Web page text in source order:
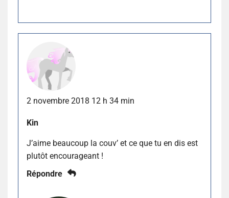
2 novembre 2018 12 h 34 min
Kin
J’aime beaucoup la couv’ et ce que tu en dis est
plutôt encourageant !
Répondre